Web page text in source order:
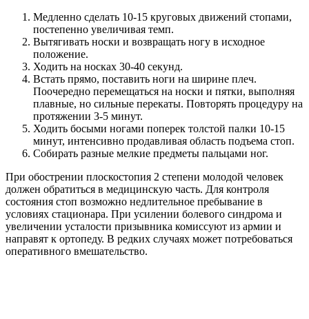
Медленно сделать 10-15 круговых движений стопами,
постепенно увеличивая темп.
Вытягивать носки и возвращать ногу в исходное
положение.
Ходить на носках 30-40 секунд.
Встать прямо, поставить ноги на ширине плеч.
Поочередно перемещаться на носки и пятки, выполняя
плавные, но сильные перекаты. Повторять процедуру на
протяжении 3-5 минут.
Ходить босыми ногами поперек толстой палки 10-15
минут, интенсивно продавливая область подъема стоп.
Собирать разные мелкие предметы пальцами ног.
При обострении плоскостопия 2 степени молодой человек
должен обратиться в медицинскую часть. Для контроля
состояния стоп возможно недлительное пребывание в
условиях стационара. При усилении болевого синдрома и
увеличении усталости призывника комиссуют из армии и
направят к ортопеду. В редких случаях может потребоваться
оперативного вмешательство.